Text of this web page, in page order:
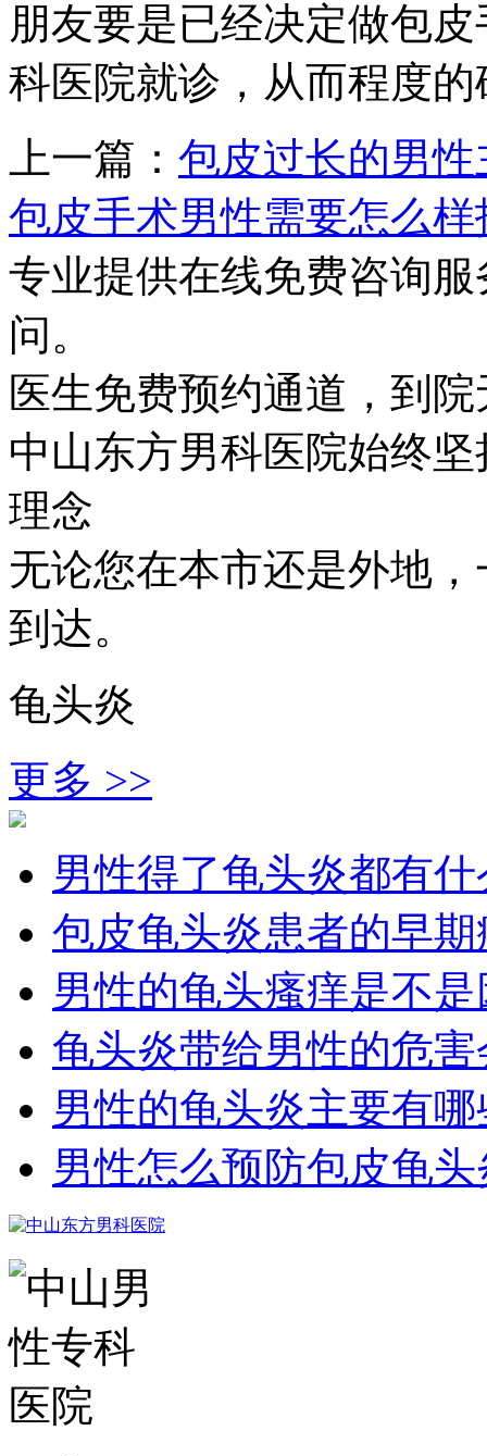
朋友要是已经决定做包
科医院就诊，从而程度
上一篇： 包皮过长的男
包皮手术男性需要怎么样
专业提供在线免费咨询
问。
医生免费预约通道，到
中山东方男科医院始终
理念
无论您在本市还是外地
到达。
龟头炎
更多 >>
男性得了龟头炎都有
包皮龟头炎患者的早
男性的龟头瘙痒是不
龟头炎带给男性的危
男性的龟头炎主要有
男性怎么预防包皮龟